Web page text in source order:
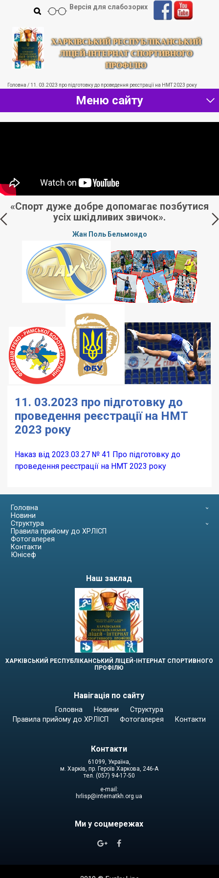
ХАРКІВСЬКИЙ РЕСПУБЛІКАНСЬКИЙ
ЛІЦЕЙ-ІНТЕРНАТ СПОРТИВНОГО
ПРОФІЛЮ
Версія для слабозорих
Головна / 11. 03.2023 про підготовку до проведення реєстрації на НМТ 2023 року
Меню сайту
«Спорт дуже добре допомагає позбутися
усіх шкідливих звичок».
Жан Поль Бельмондо
11. 03.2023 про підготовку до
проведення реєстрації на НМТ
2023 року
Наказ від 2023.03.27 № 41 Про підготовку до
проведення реєстрації на НМТ 2023 року
Головна
Новини
Структура
Правила прийому до ХРЛІСП
Фотогалерея
Контакти
Юнісеф
Наш заклад
ХАРКІВСЬКИЙ РЕСПУБЛІКАНСЬКИЙ ЛІЦЕЙ-ІНТЕРНАТ СПОРТИВНОГО
ПРОФІЛЮ
Навігація по сайту
Головна Новини
Структура
Правила прийому до ХРЛІСП
Фотогалерея Контакти
Контакти
61099, Україна,
м. Харків, пр. Героїв Харкова, 246-А
тел. (057) 94-17-50
e-mail:
hrlisp@internatkh.org.ua
Ми у соцмережах
 